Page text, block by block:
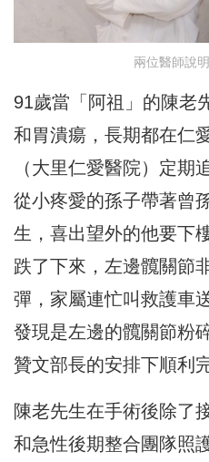
兩位醫師說
91歲當「阿祖」的陳老
和胃潰瘍， 長期都在仁
（大里仁愛醫院）定期
從小疼愛的孫子帶著曾
生， 喜出望外的他要下
跌了下來， 左邊髖關節
彈， 家屬連忙叫救護車
發現是左邊的髖關節粉
贊文部長的安排下順利
陳老先生在手術後除了
和急性後期整合團隊照